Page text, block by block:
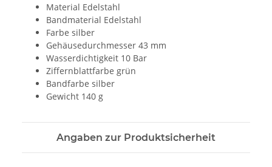
Material Edelstahl
Bandmaterial Edelstahl
Farbe silber
Gehäusedurchmesser 43 mm
Wasserdichtigkeit 10 Bar
Ziffernblattfarbe grün
Bandfarbe silber
Gewicht 140 g
Angaben zur Produktsicherheit